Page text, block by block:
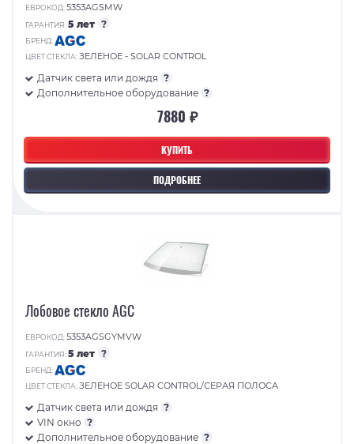
КУПИТЬ
ПОДРОБНЕЕ
ЕВРОКОД:5353AGSMW
ГАРАНТИЯ:5 лет ?
БРЕНД:
ЦВЕТ СТЕКЛА:ЗЕЛЕНОЕ - SOLAR CONTROL
Датчик света или дождя ?
Дополнительное оборудование ?
7880 ₽
Лобовое стекло AGC
ЕВРОКОД:5353AGSGYMVW
ГАРАНТИЯ:5 лет ?
БРЕНД:
ЦВЕТ СТЕКЛА:ЗЕЛЕНОЕ SOLAR CONTROL/СЕРАЯ ПОЛОСА
Датчик света или дождя ?
VIN окно ?
Дополнительное оборудование ?